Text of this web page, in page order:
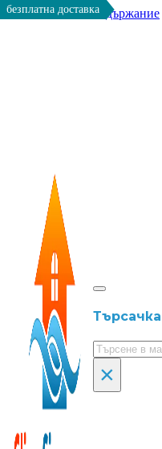
Към основното съдържание
Търсачка
Търсене
×
безплатна доставка